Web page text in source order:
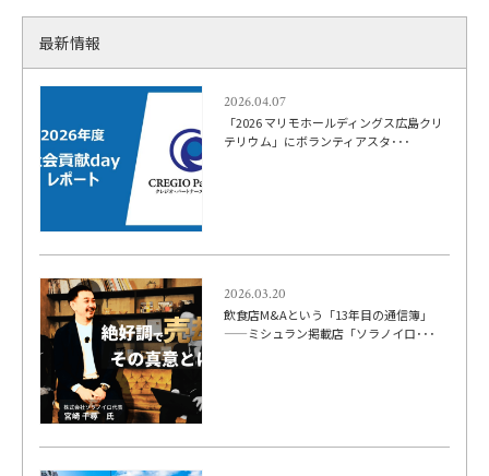
最新情報
2026.04.07
「2026 マリモホールディングス広島クリ
テリウム」にボランティアスタ･･･
2026.03.20
飲食店M&Aという「13年目の通信簿」
——ミシュラン掲載店「ソラノイロ･･･